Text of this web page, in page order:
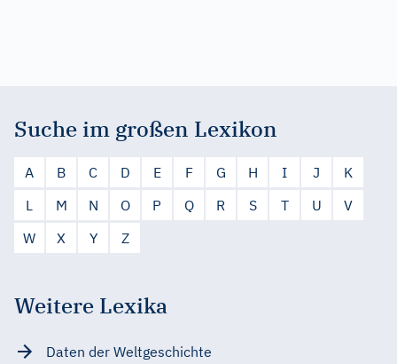
Suche im großen Lexikon
A B C D E F G H I J
K
L
M N O P Q R S T U
V
W
X Y Z
Weitere Lexika
Daten der Weltgeschichte